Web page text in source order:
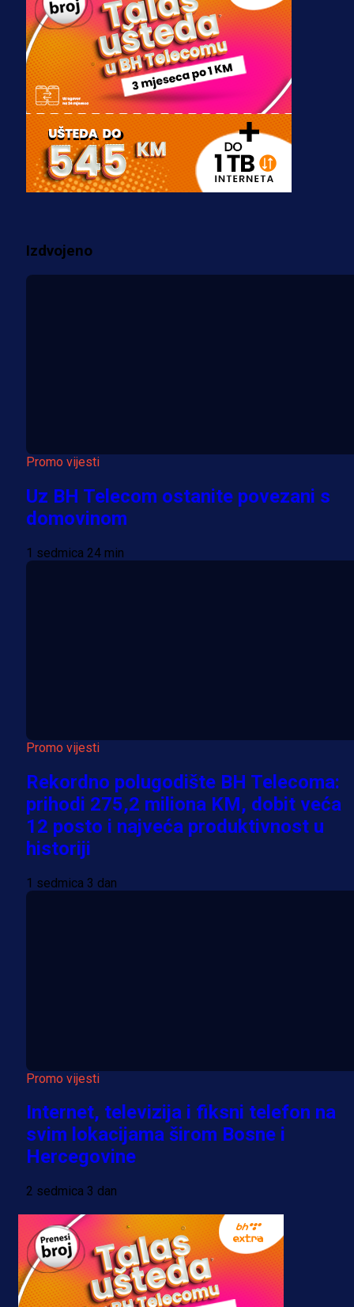
Zmajevi dobili veliko pojačanje:
Fudbaler Olympiacosa želi obući
dres BiH!
3 sedmica 3 dan
Premijer liga BiH
Misimović priveden: SIPA ga tereti
za pranje novca, pretresaju
prostorije FK Borac!
Više vijesti
Izdvojeno
Promo vijesti
Uz BH Telecom ostanite povezani s
domovinom
1 sedmica 24 min
Promo vijesti
Rekordno polugodište BH Telecoma:
prihodi 275,2 miliona KM, dobit veća
12 posto i najveća produktivnost u
historiji
1 sedmica 3 dan
Promo vijesti
Internet, televizija i fiksni telefon na
svim lokacijama širom Bosne i
Hercegovine
2 sedmica 3 dan